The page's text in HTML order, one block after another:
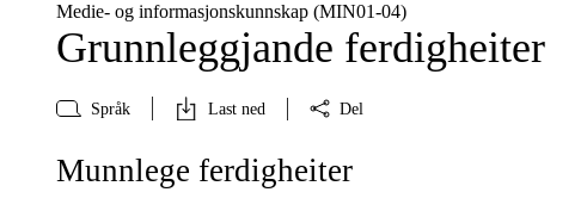
Medie- og informasjonskunnskap (MIN01‑04)
Grunnleggjande ferdigheiter
Språk Last ned Del
Munnlege ferdigheiter